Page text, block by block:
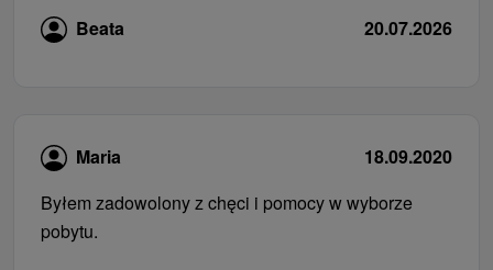
Beata 20.07.2026
Maria
18.09.2020
Byłem zadowolony z chęci i pomocy w wyborze
pobytu.